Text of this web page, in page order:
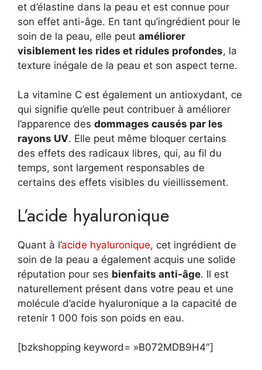
et d’élastine dans la peau et est connue pour
son effet anti-âge. En tant qu’ingrédient pour le
soin de la peau, elle peut améliorer
visiblement les rides et ridules profondes, la
texture inégale de la peau et son aspect terne.
La vitamine C est également un antioxydant, ce
qui signifie qu’elle peut contribuer à améliorer
l’apparence des dommages causés par les
rayons UV. Elle peut même bloquer certains
des effets des radicaux libres, qui, au fil du
temps, sont largement responsables de
certains des effets visibles du vieillissement.
L’acide hyaluronique
Quant à l’acide hyaluronique, cet ingrédient de
soin de la peau a également acquis une solide
réputation pour ses bienfaits anti-âge. Il est
naturellement présent dans votre peau et une
molécule d’acide hyaluronique a la capacité de
retenir 1 000 fois son poids en eau.
[bzkshopping keyword= »B072MDB9H4″]